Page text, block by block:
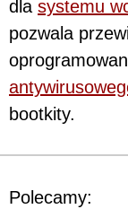
dla systemu
pozwala
bootkity.
Polecamy: